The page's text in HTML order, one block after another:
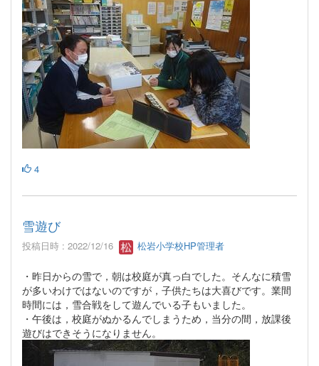
4
雪遊び
投稿日時 : 2022/12/16 松岩小学校HP管理者
・昨日からの雪で，朝は校庭が真っ白でした。そんなに積雪
が多いわけではないのですが，子供たちは大喜びです。業間
時間には，雪合戦をして遊んでいる子もいました。
・午後は，校庭がぬかるんでしまうため，当分の間，放課後
遊びはできそうになりません。